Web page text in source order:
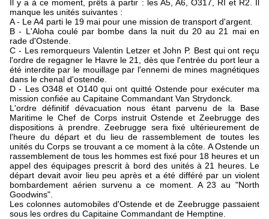
Il y a à ce moment, prêts à partir : les A5, A6, O317, RI et R2. Il
manque les unités suivantes :
A - Le A4 parti le 19 mai pour une mission de transport d'argent.
B - L'Aloha coulé par bombe dans la nuit du 20 au 21 mai en
rade d'Ostende.
C - Les remorqueurs Valentin Letzer et John P. Best qui ont reçu
l'ordre de regagner le Havre le 21, dès que l'entrée du port leur a
été interdite par le mouillage par l'ennemi de mines magnétiques
dans le chenal d'ostende.
D - Les O348 et O140 qui ont quitté Ostende pour exécuter ma
mission confiée au Capitaine Commandant Van Strydonck.
L'ordre définitif dévacuation nous étant parvenu de la Base
Maritime le Chef de Corps instruit Ostende et Zeebrugge des
dispositions à prendre. Zeebrugge sera fixé ultérieurement de
l'heure du départ et du lieu de rassemblement de toutes les
unités du Corps se trouvant a ce moment à la côte. A Ostende un
rassemblement de tous les hommes est fixé pour 18 heures et un
appel des équipages prescrit à bord des unités à 21 heures. Le
départ devait avoir lieu peu après et a été différé par un violent
bombardement aérien survenu a ce moment. A 23 au "North
Goodwins".
Les colonnes automobiles d'Ostende et de Zeebrugge passaient
sous les ordres du Capitaine Commandant de Hemptine.